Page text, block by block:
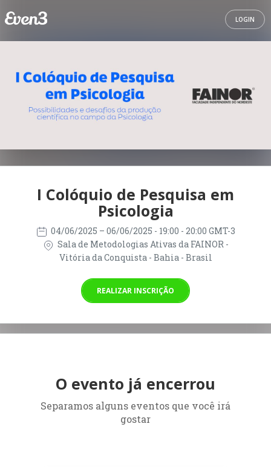
LOGIN
I Colóquio de Pesquisa em
Psicologia
04/06/2025 – 06/06/2025 - 19:00 - 20:00 GMT-3
Sala de Metodologias Ativas da FAINOR -
Vitória da Conquista - Bahia - Brasil
REALIZAR INSCRIÇÃO
O evento já encerrou
Separamos alguns eventos que você irá
gostar